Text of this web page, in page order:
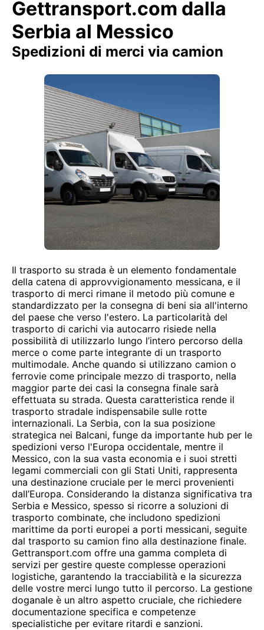
Gettransport.com dalla
Serbia al Messico
Spedizioni di merci via camion
Il trasporto su strada è un elemento fondamentale
della catena di approvvigionamento messicana, e il
trasporto di merci rimane il metodo più comune e
standardizzato per la consegna di beni sia all'interno
del paese che verso l'estero. La particolarità del
trasporto di carichi via autocarro risiede nella
possibilità di utilizzarlo lungo l’intero percorso della
merce o come parte integrante di un trasporto
multimodale. Anche quando si utilizzano camion o
ferrovie come principale mezzo di trasporto, nella
maggior parte dei casi la consegna finale sarà
effettuata su strada. Questa caratteristica rende il
trasporto stradale indispensabile sulle rotte
internazionali. La Serbia, con la sua posizione
strategica nei Balcani, funge da importante hub per le
spedizioni verso l'Europa occidentale, mentre il
Messico, con la sua vasta economia e i suoi stretti
legami commerciali con gli Stati Uniti, rappresenta
una destinazione cruciale per le merci provenienti
dall’Europa. Considerando la distanza significativa tra
Serbia e Messico, spesso si ricorre a soluzioni di
trasporto combinate, che includono spedizioni
marittime da porti europei a porti messicani, seguite
dal trasporto su camion fino alla destinazione finale.
Gettransport.com offre una gamma completa di
servizi per gestire queste complesse operazioni
logistiche, garantendo la tracciabilità e la sicurezza
delle vostre merci lungo tutto il percorso. La gestione
doganale è un altro aspetto cruciale, che richiedere
documentazione specifica e competenze
specialistiche per evitare ritardi e sanzioni.